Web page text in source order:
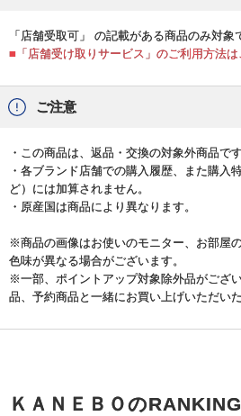
「店舗受取可」 の記載がある商品のみ対象
■「店舗受け取りサービス」のご利用方法は
ご注意
・この商品は、返品・交換の対象外商品です
・各ブランド店舗での購入履歴、また購入
ど）には加算されません。
・原産国は商品により異なります。
※商品の画像はお使いのモニター、お部屋
色味が異なる場合がございます。
※一部、ポイントアップ対象除外品がござ
品、予約商品と一緒にお買い上げいただい
ＫＡＮＥＢＯのRANKING